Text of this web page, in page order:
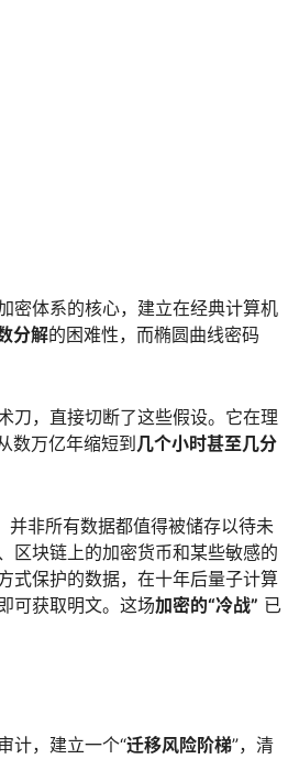
密体系的核心，建立在经典计算机
分解的困难性，而椭圆曲线密码
，直接切断了这些假设。它在理
数万亿年缩短到几个小时甚至几分
并非所有数据都值得被储存以待未
区块链上的加密货币和某些敏感的
式保护的数据，在十年后量子计算
可获取明文。这场加密的“冷战” 已
计，建立一个“迁移风险阶梯”，清